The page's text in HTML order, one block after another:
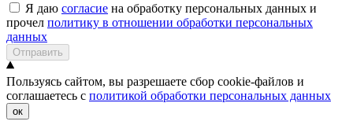
Я даю согласие на обработку персональных данных и
прочел политику в отношении обработки персональных
данных
Отправить
Пользуясь сайтом, вы разрешаете сбор cookie-файлов и
соглашаетесь с политикой обработки персональных данных
ок